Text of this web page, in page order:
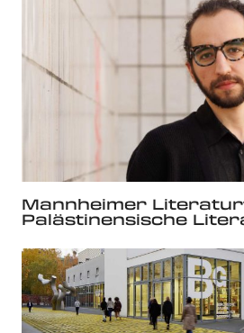
Mannheimer
Palästinensische